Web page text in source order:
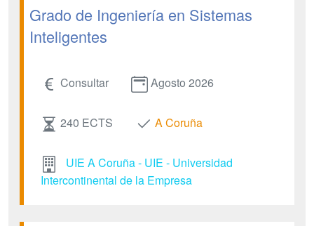
Grado de Ingeniería en Sistemas
Inteligentes
Consultar Agosto 2026
240 ECTS A Coruña
UIE A Coruña - UIE - Universidad
Intercontinental de la Empresa